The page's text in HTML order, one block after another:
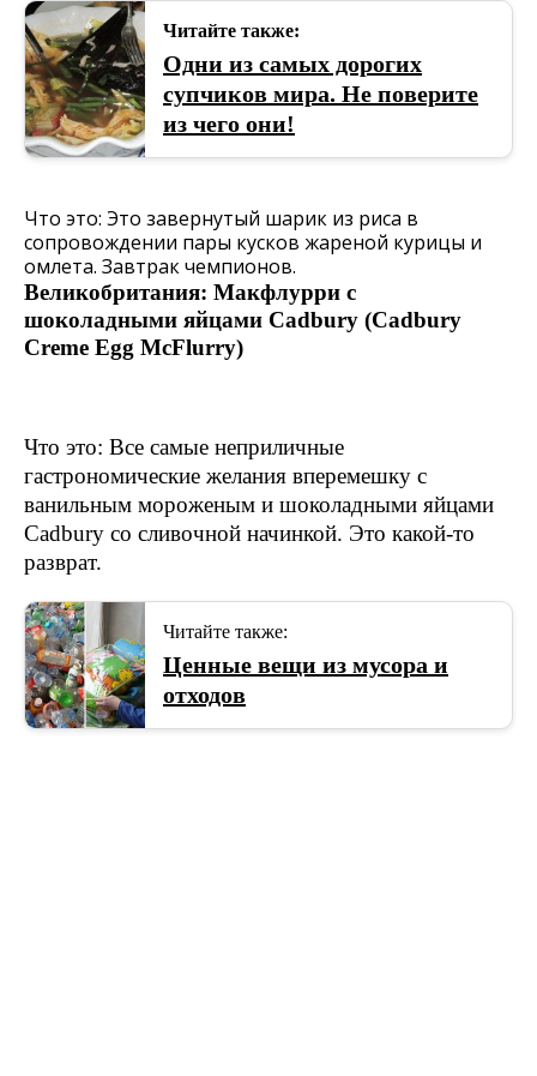
Читайте также:
Одни из самых дорогих
супчиков мира. Не поверите
из чего они!
Что это: Это завернутый шарик из риса в
сопровождении пары кусков жареной курицы и
омлета. Завтрак чемпионов.
Великобритания: Макфлурри с
шоколадными яйцами Cadbury (Cadbury
Creme Egg McFlurry)
Что это: Все самые неприличные
гастрономические желания вперемешку с
ванильным мороженым и шоколадными яйцами
Cadbury со сливочной начинкой. Это какой-то
разврат.
Читайте также:
Ценные вещи из мусора и
отходов